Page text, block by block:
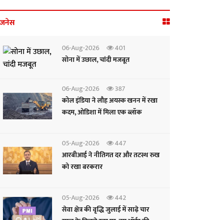
06-Aug-2026
401
सोना में उछाल, चांदी मजबूत
06-Aug-2026
387
कोल इंडिया ने लौह अयस्क खनन में रखा
कदम, ओडिशा में मिला एक ब्लॉक
05-Aug-2026
447
आरबीआई ने नीतिगत दर और तटस्थ रुख
को रखा बरकरार
05-Aug-2026
442
सेवा क्षेत्र की वृद्धि जुलाई में साढ़े चार